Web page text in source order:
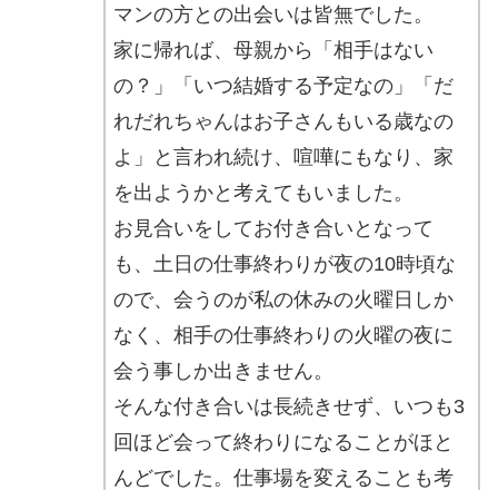
マンの方との出会いは皆無でした。
家に帰れば、母親から「相手はない
の？」「いつ結婚する予定なの」「だ
れだれちゃんはお子さんもいる歳なの
よ」と言われ続け、喧嘩にもなり、家
を出ようかと考えてもいました。
お見合いをしてお付き合いとなって
も、土日の仕事終わりが夜の10時頃な
ので、会うのが私の休みの火曜日しか
なく、相手の仕事終わりの火曜の夜に
会う事しか出きません。
そんな付き合いは長続きせず、いつも3
回ほど会って終わりになることがほと
んどでした。仕事場を変えることも考